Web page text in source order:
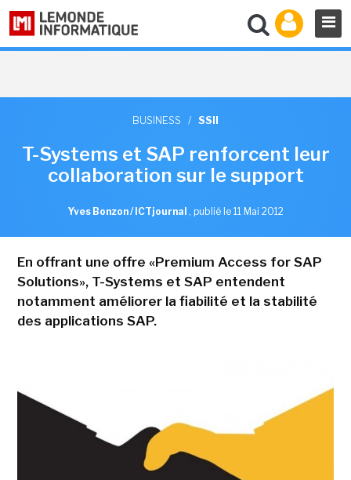
BUSINESS / SSII
T-Systems et SAP renforcent leur
collaboration sur le support
Yves Bonzon / ICTjournal , publié le 11 Mai 2012
En offrant une offre «Premium Access for SAP
Solutions», T-Systems et SAP entendent
notamment améliorer la fiabilité et la stabilité
des applications SAP.